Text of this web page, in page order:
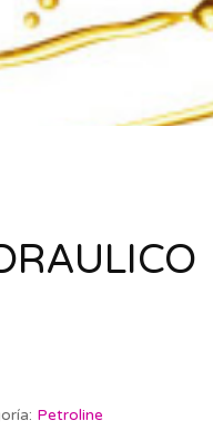
Petroline